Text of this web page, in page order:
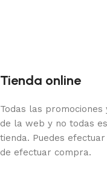
Tienda online
Todas las
de la web y no todas
tienda. Puedes
de efectuar compra.